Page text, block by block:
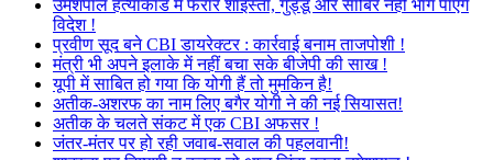
उमेशपाल हत्याकांड में फरार शाइस्ता, गुड्डू और साबिर नहीं भाग पाएंगे
विदेश !
प्रवीण सूद बने CBI डायरेक्टर : कार्रवाई बनाम ताजपोशी !
मंत्री भी अपने इलाके में नहीं बचा सके बीजेपी की साख !
यूपी में साबित हो गया कि योगी हैं तो मुमकिन है!
अतीक-अशरफ का नाम लिए बगैर योगी ने की नई सियासत!
अतीक के चलते संकट में एक CBI अफसर !
जंतर-मंतर पर हो रही जवाब-सवाल की पहलवानी!